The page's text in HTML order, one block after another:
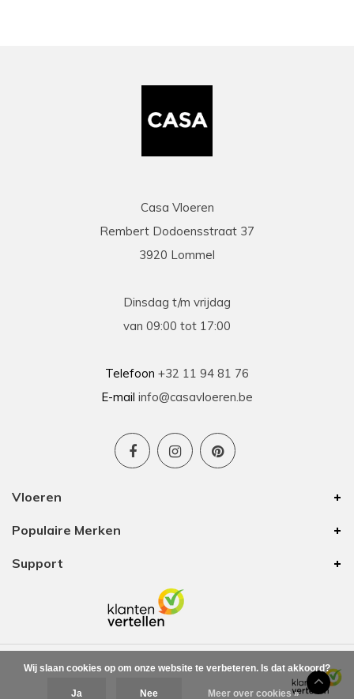
Casa Vloeren
Rembert Dodoensstraat 37
3920 Lommel
Dinsdag t/m vrijdag
van 09:00 tot 17:00
Telefoon +32 11 94 81 76
E-mail info@casavloeren.be
Vloeren
Populaire Merken
Support
Wij slaan cookies op om onze website te verbeteren. Is dat akkoord?
Ja Nee Meer over cookies »